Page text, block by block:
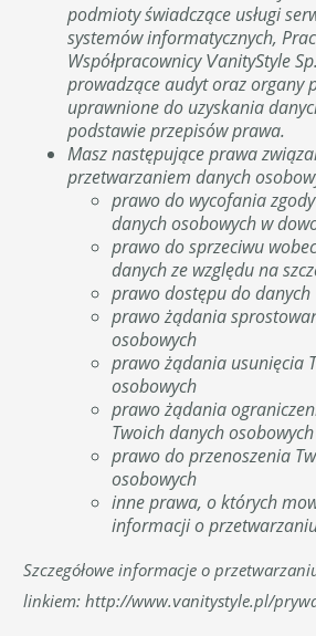
podmioty świadczące usługi
systemów informatycznych,
Współpracownicy VanityStyle
prowadzące audyt oraz organy
uprawnione do uzyskania
podstawie przepisów prawa.
Masz następujące prawa
przetwarzaniem danych
prawo do wycofania
danych osobowych w
prawo do sprzeciwu
danych ze względu na
prawo dostępu do danych
prawo żądania
osobowych
prawo żądania usunięcia
osobowych
prawo żądania
Twoich danych osobowych
prawo do przenoszenia
osobowych
inne prawa, o których
informacji o
Szczegółowe informacje o
linkiem: http://www.vanitystyle.pl/